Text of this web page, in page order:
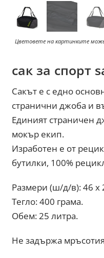
Цветовете на картинките
сак за спорт
Сакът е с едно
странични джоба и
Единият страничен
мокър екип.
Изработен е от
бутилки, 100%
Размери (ш/д/в): 46 x
Тегло: 400 грама.
Обем: 25 литра.
Не задържа